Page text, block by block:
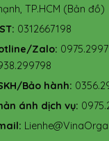
TP.HCM (Bản đồ)
0312667198
Zalo:
Bảo hành:
ánh dịch vụ: